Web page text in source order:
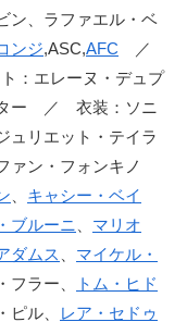
、ラファエル・ベ
ンジ,ASC,AFC ／
：エレーヌ・デュプ
ー ／ 衣装：ソニ
リエット・テイラ
ァン・フォンキノ
キャシー・ベイ
ブルーニ
マリオ
ダムス
マイケル・
フラー、
トム・ヒド
ピル、
レア・セドゥ